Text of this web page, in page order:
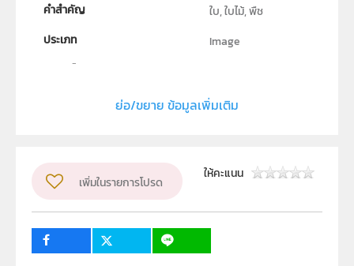
คำสำคัญ
ใบ, ใบไม้, พืช
ประเภท
Image
วิชา
วิทยาศาสตร์ทั่วไป
กลุ่มเป้าหมาย
บุคคลทั่วไป
ย่อ/ขยาย ข้อมูลเพิ่มเติม
เพิ่มในรายการโปรด
ให้คะแนน